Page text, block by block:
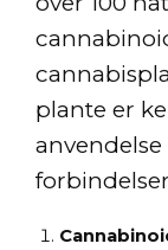
plante er